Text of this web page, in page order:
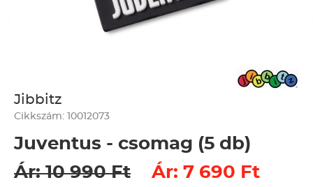
Jibbitz
Cikkszám: 10012073
Juventus - csomag (5 db)
Ár: 10 990 Ft
Ár: 7 690 Ft